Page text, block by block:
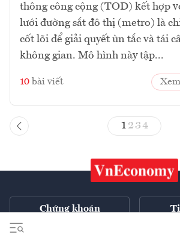
thông công cộng (TOD) kết hợp
lưới đường sắt đô thị (metro) là
cốt lõi để giải quyết ùn tắc và tái
không gian. Mô hình này tập...
10 bài viết
1 23 4
Chứng khoán